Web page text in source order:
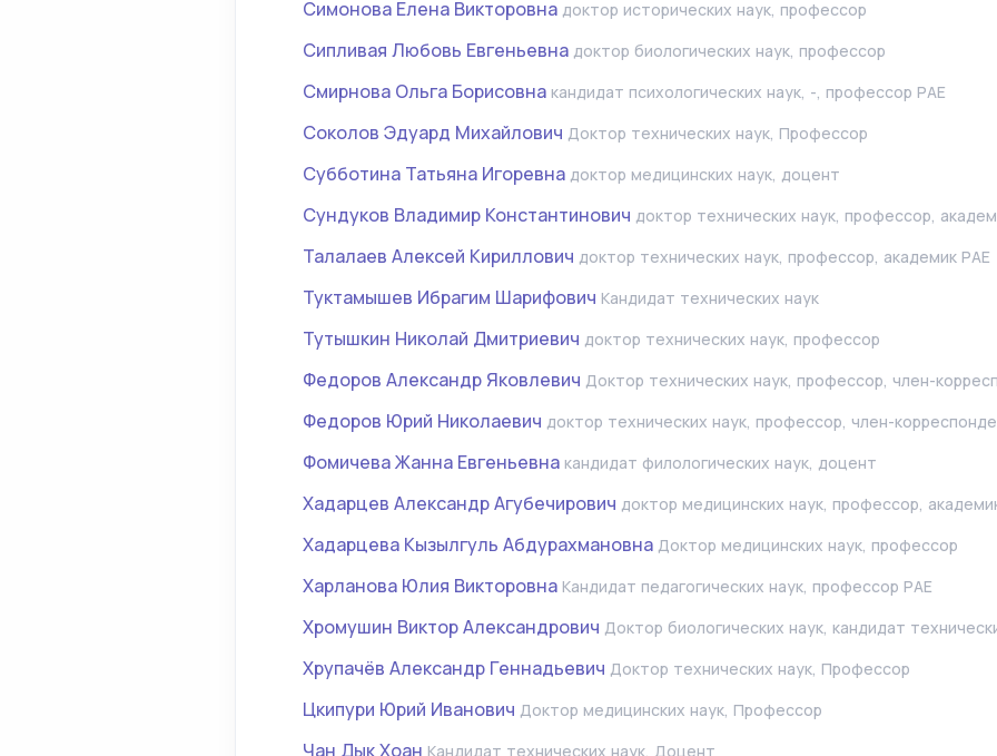
Симонова Елена Викторовна доктор исторических наук, профессор
Сипливая Любовь Евгеньевна доктор биологических наук, профессор
Смирнова Ольга Борисовна кандидат психологических наук, -, профессор РАЕ
Соколов Эдуард Михайлович Доктор технических наук, Профессор
Субботина Татьяна Игоревна доктор медицинских наук, доцент
Сундуков Владимир Константинович доктор технических наук, профессор,
Талалаев Алексей Кириллович доктор технических наук, профессор, академик РАЕ
Туктамышев Ибрагим Шарифович Кандидат технических наук
Тутышкин Николай Дмитриевич доктор технических наук, профессор
Федоров Александр Яковлевич Доктор технических наук, профессор, член-
Федоров Юрий Николаевич доктор технических наук, профессор, член-
Фомичева Жанна Евгеньевна кандидат филологических наук, доцент
Хадарцев Александр Агубечирович доктор медицинских наук, профессор,
Хадарцева Кызылгуль Абдурахмановна Доктор медицинских наук, профессор
Харланова Юлия Викторовна Кандидат педагогических наук, профессор РАЕ
Хромушин Виктор Александрович Доктор биологических наук, кандидат
Хрупачёв Александр Геннадьевич Доктор технических наук, Профессор
Цкипури Юрий Иванович Доктор медицинских наук, Профессор
Чан Дык Хоан Кандидат технических наук, Доцент